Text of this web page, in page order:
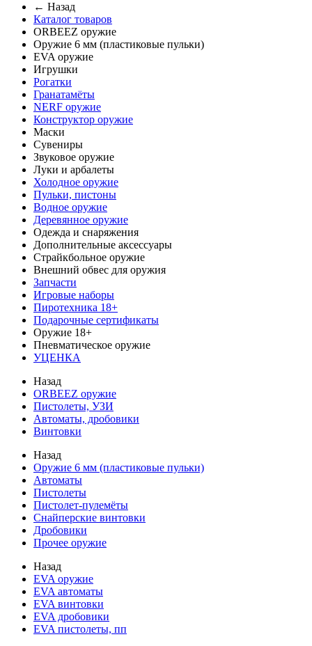
← Назад
Каталог товаров
ORBEEZ оружие
Оружие 6 мм (пластиковые пульки)
EVA оружие
Игрушки
Рогатки
Гранатамёты
NERF оружие
Конструктор оружие
Маски
Сувениры
Звуковое оружие
Луки и арбалеты
Холодное оружие
Пульки, пистоны
Водное оружие
Деревянное оружие
Одежда и снаряжения
Дополнительные аксессуары
Страйкбольное оружие
Внешний обвес для оружия
Запчасти
Игровые наборы
Пиротехника 18+
Подарочные сертификаты
Оружие 18+
Пневматическое оружие
УЦЕНКА
Назад
ORBEEZ оружие
Пистолеты, УЗИ
Автоматы, дробовики
Винтовки
Назад
Оружие 6 мм (пластиковые пульки)
Автоматы
Пистолеты
Пистолет-пулемёты
Снайперские винтовки
Дробовики
Прочее оружие
Назад
EVA оружие
EVA автоматы
EVA винтовки
EVA дробовики
EVA пистолеты, пп